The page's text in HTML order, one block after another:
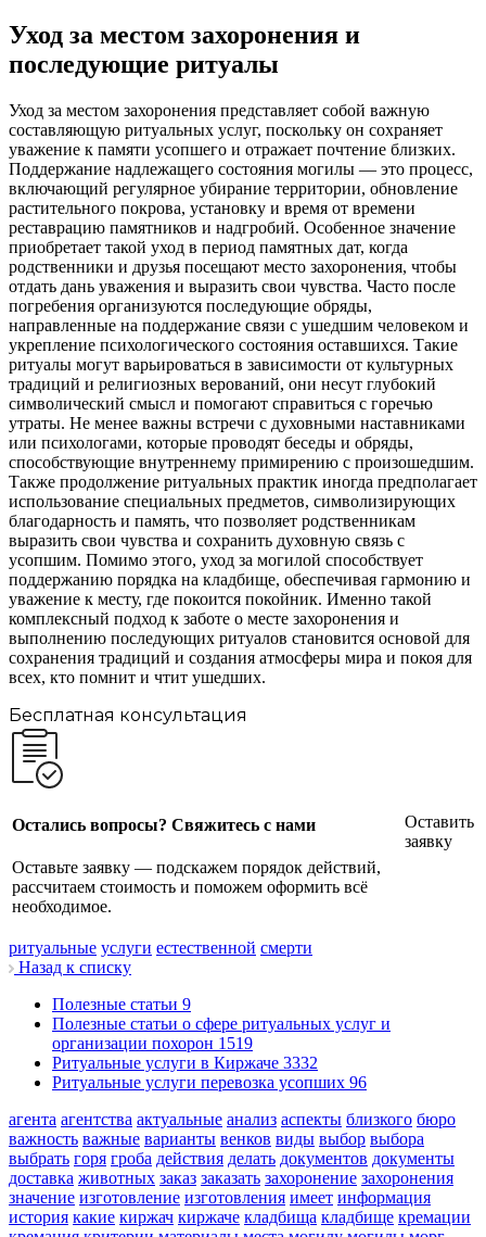
Уход за местом захоронения и
последующие ритуалы
Уход за местом захоронения представляет собой важную
составляющую ритуальных услуг, поскольку он сохраняет
уважение к памяти усопшего и отражает почтение близких.
Поддержание надлежащего состояния могилы — это процесс,
включающий регулярное убирание территории, обновление
растительного покрова, установку и время от времени
реставрацию памятников и надгробий. Особенное значение
приобретает такой уход в период памятных дат, когда
родственники и друзья посещают место захоронения, чтобы
отдать дань уважения и выразить свои чувства. Часто после
погребения организуются последующие обряды,
направленные на поддержание связи с ушедшим человеком и
укрепление психологического состояния оставшихся. Такие
ритуалы могут варьироваться в зависимости от культурных
традиций и религиозных верований, они несут глубокий
символический смысл и помогают справиться с горечью
утраты. Не менее важны встречи с духовными наставниками
или психологами, которые проводят беседы и обряды,
способствующие внутреннему примирению с произошедшим.
Также продолжение ритуальных практик иногда предполагает
использование специальных предметов, символизирующих
благодарность и память, что позволяет родственникам
выразить свои чувства и сохранить духовную связь с
усопшим. Помимо этого, уход за могилой способствует
поддержанию порядка на кладбище, обеспечивая гармонию и
уважение к месту, где покоится покойник. Именно такой
комплексный подход к заботе о месте захоронения и
выполнению последующих ритуалов становится основой для
сохранения традиций и создания атмосферы мира и покоя для
всех, кто помнит и чтит ушедших.
Бесплатная консультация
Остались вопросы? Свяжитесь с нами
Оставьте заявку — подскажем порядок действий,
рассчитаем стоимость и поможем оформить всё
необходимое.
Оставить
заявку
ритуальные услуги естественной смерти
Назад к списку
Полезные статьи 9
Полезные статьи о сфере ритуальных услуг и
организации похорон 1519
Ритуальные услуги в Киржаче 3332
Ритуальные услуги перевозка усопших 96
агента агентства актуальные анализ аспекты близкого бюро
важность важные варианты венков виды выбор выбора
выбрать горя гроба действия делать документов документы
доставка животных заказ заказать захоронение захоронения
значение изготовление изготовления имеет информация
история какие киржач киржаче кладбища кладбище кремации